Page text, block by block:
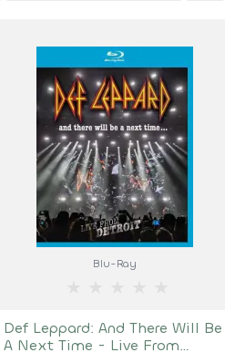
Blu-Ray
Def Leppard: And There Will Be
A Next Time - Live From